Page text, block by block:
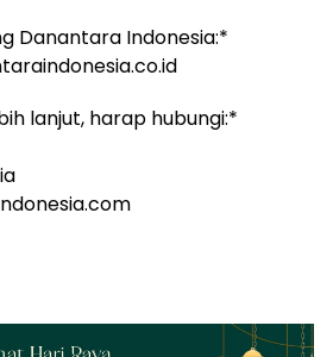
Danantara Indonesia:*
lanjut, harap hubungi:*